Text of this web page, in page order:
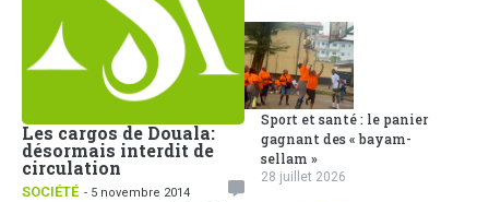
Les cargos de Douala:
désormais interdit de
circulation
SOCIÉTÉ - 5 novembre 2014
Sport et santé : le panier
gagnant des « bayam-
sellam »
28 juillet 2026